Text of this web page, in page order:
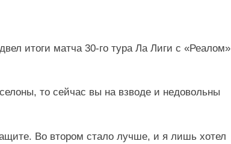
итоги матча 30-го тура Ла Лиги с «Реалом»
то сейчас вы на взводе и недовольны
Во втором стало лучше, и я лишь хотел